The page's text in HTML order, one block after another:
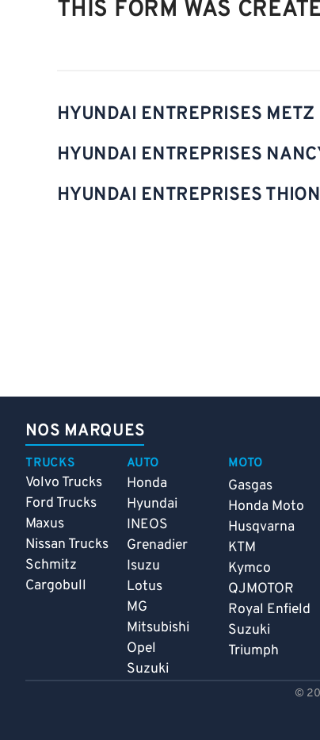
THIS FORM WAS
HYUNDAI ENTREPRISES METZ
HYUNDAI ENTREPRISES
HYUNDAI ENTREPRISES
NOS MARQUES
TRUCKS
Volvo Trucks
Ford Trucks
Maxus
Nissan Trucks
Schmitz
Cargobull
AUTO
Honda
Hyundai
INEOS
Grenadier
Isuzu
Lotus
MG
Mitsubishi
Opel
Suzuki
MOTO
Gasgas
Honda Moto
Husqvarna
KTM
Kymco
QJMOTOR
Royal Enfield
Suzuki
Triumph
©